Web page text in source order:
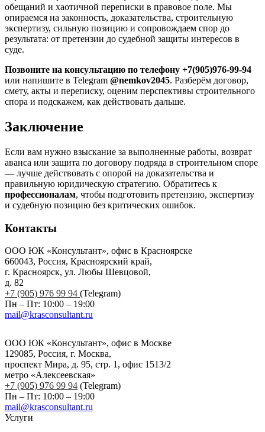
обещаний и хаотичной переписки в правовое поле. Мы
опираемся на законность, доказательства, строительную
экспертизу, сильную позицию и сопровождаем спор до
результата: от претензии до судебной защиты интересов в
суде.
Позвоните на консультацию по телефону +7(905)976-99-94
или напишите в Telegram @nemkov2045. Разберём договор,
смету, акты и переписку, оценим перспективы строительного
спора и подскажем, как действовать дальше.
Заключение
Если вам нужно взыскание за выполненные работы, возврат
аванса или защита по договору подряда в строительном споре
— лучше действовать с опорой на доказательства и
правильную юридическую стратегию. Обратитесь к
профессионалам, чтобы подготовить претензию, экспертизу
и судебную позицию без критических ошибок.
Контакты
ООО ЮК «Консультант», офис в Красноярске
660043, Россия, Красноярский край,
г. Красноярск, ул. Любы Шевцовой,
д. 82
+7 (905) 976 99 94 (Telegram)
Пн – Пт: 10:00 – 19:00
mail@krasconsultant.ru
ООО ЮК «Консультант», офис в Москве
129085, Россия, г. Москва,
проспект Мира, д. 95, стр. 1, офис 1513/2
метро «Алексеевская»
+7 (905) 976 99 94 (Telegram)
Пн – Пт: 10:00 – 19:00
mail@krasconsultant.ru
Услуги